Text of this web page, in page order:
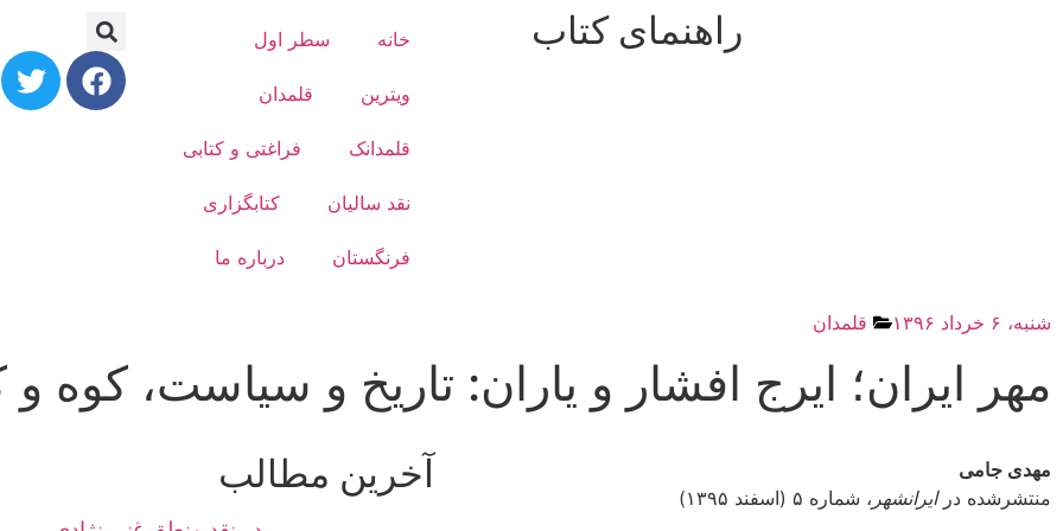
راهنمای کتاب خانه سطر اول
ویترین قلمدان
قلمدانک فراغتی و کتابی
نقد سالیان کتابگزاری
فرنگستان درباره ما
شنبه، ۶ خرداد ۱۳۹۶ قلمدان
مهر ایران؛ ایرج افشار و یاران: تاریخ و سیاست، کوه و
مهدی جامی
منتشرشده درایرانشهر ، شماره ۵ (اسفند ۱۳۹۵)
آخرین مطالب